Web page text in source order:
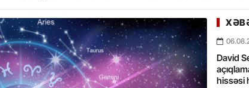
David
hissəsi